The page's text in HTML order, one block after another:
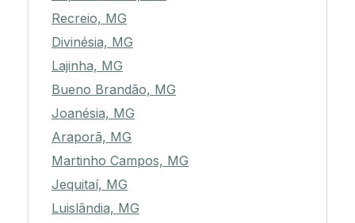
Recreio, MG
Divinésia, MG
Lajinha, MG
Bueno Brandão, MG
Joanésia, MG
Araporã, MG
Martinho Campos, MG
Jequitaí, MG
Luislândia, MG